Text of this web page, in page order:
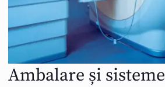
Ambalare și sisteme